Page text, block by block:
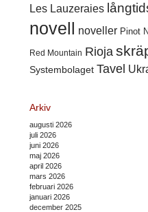
Les Lauzeraies
novell noveller Pinot
Red Mountain Rioja
Systembolaget Tavel
Arkiv
augusti 2026
juli 2026
juni 2026
maj 2026
april 2026
mars 2026
februari 2026
januari 2026
december 2025